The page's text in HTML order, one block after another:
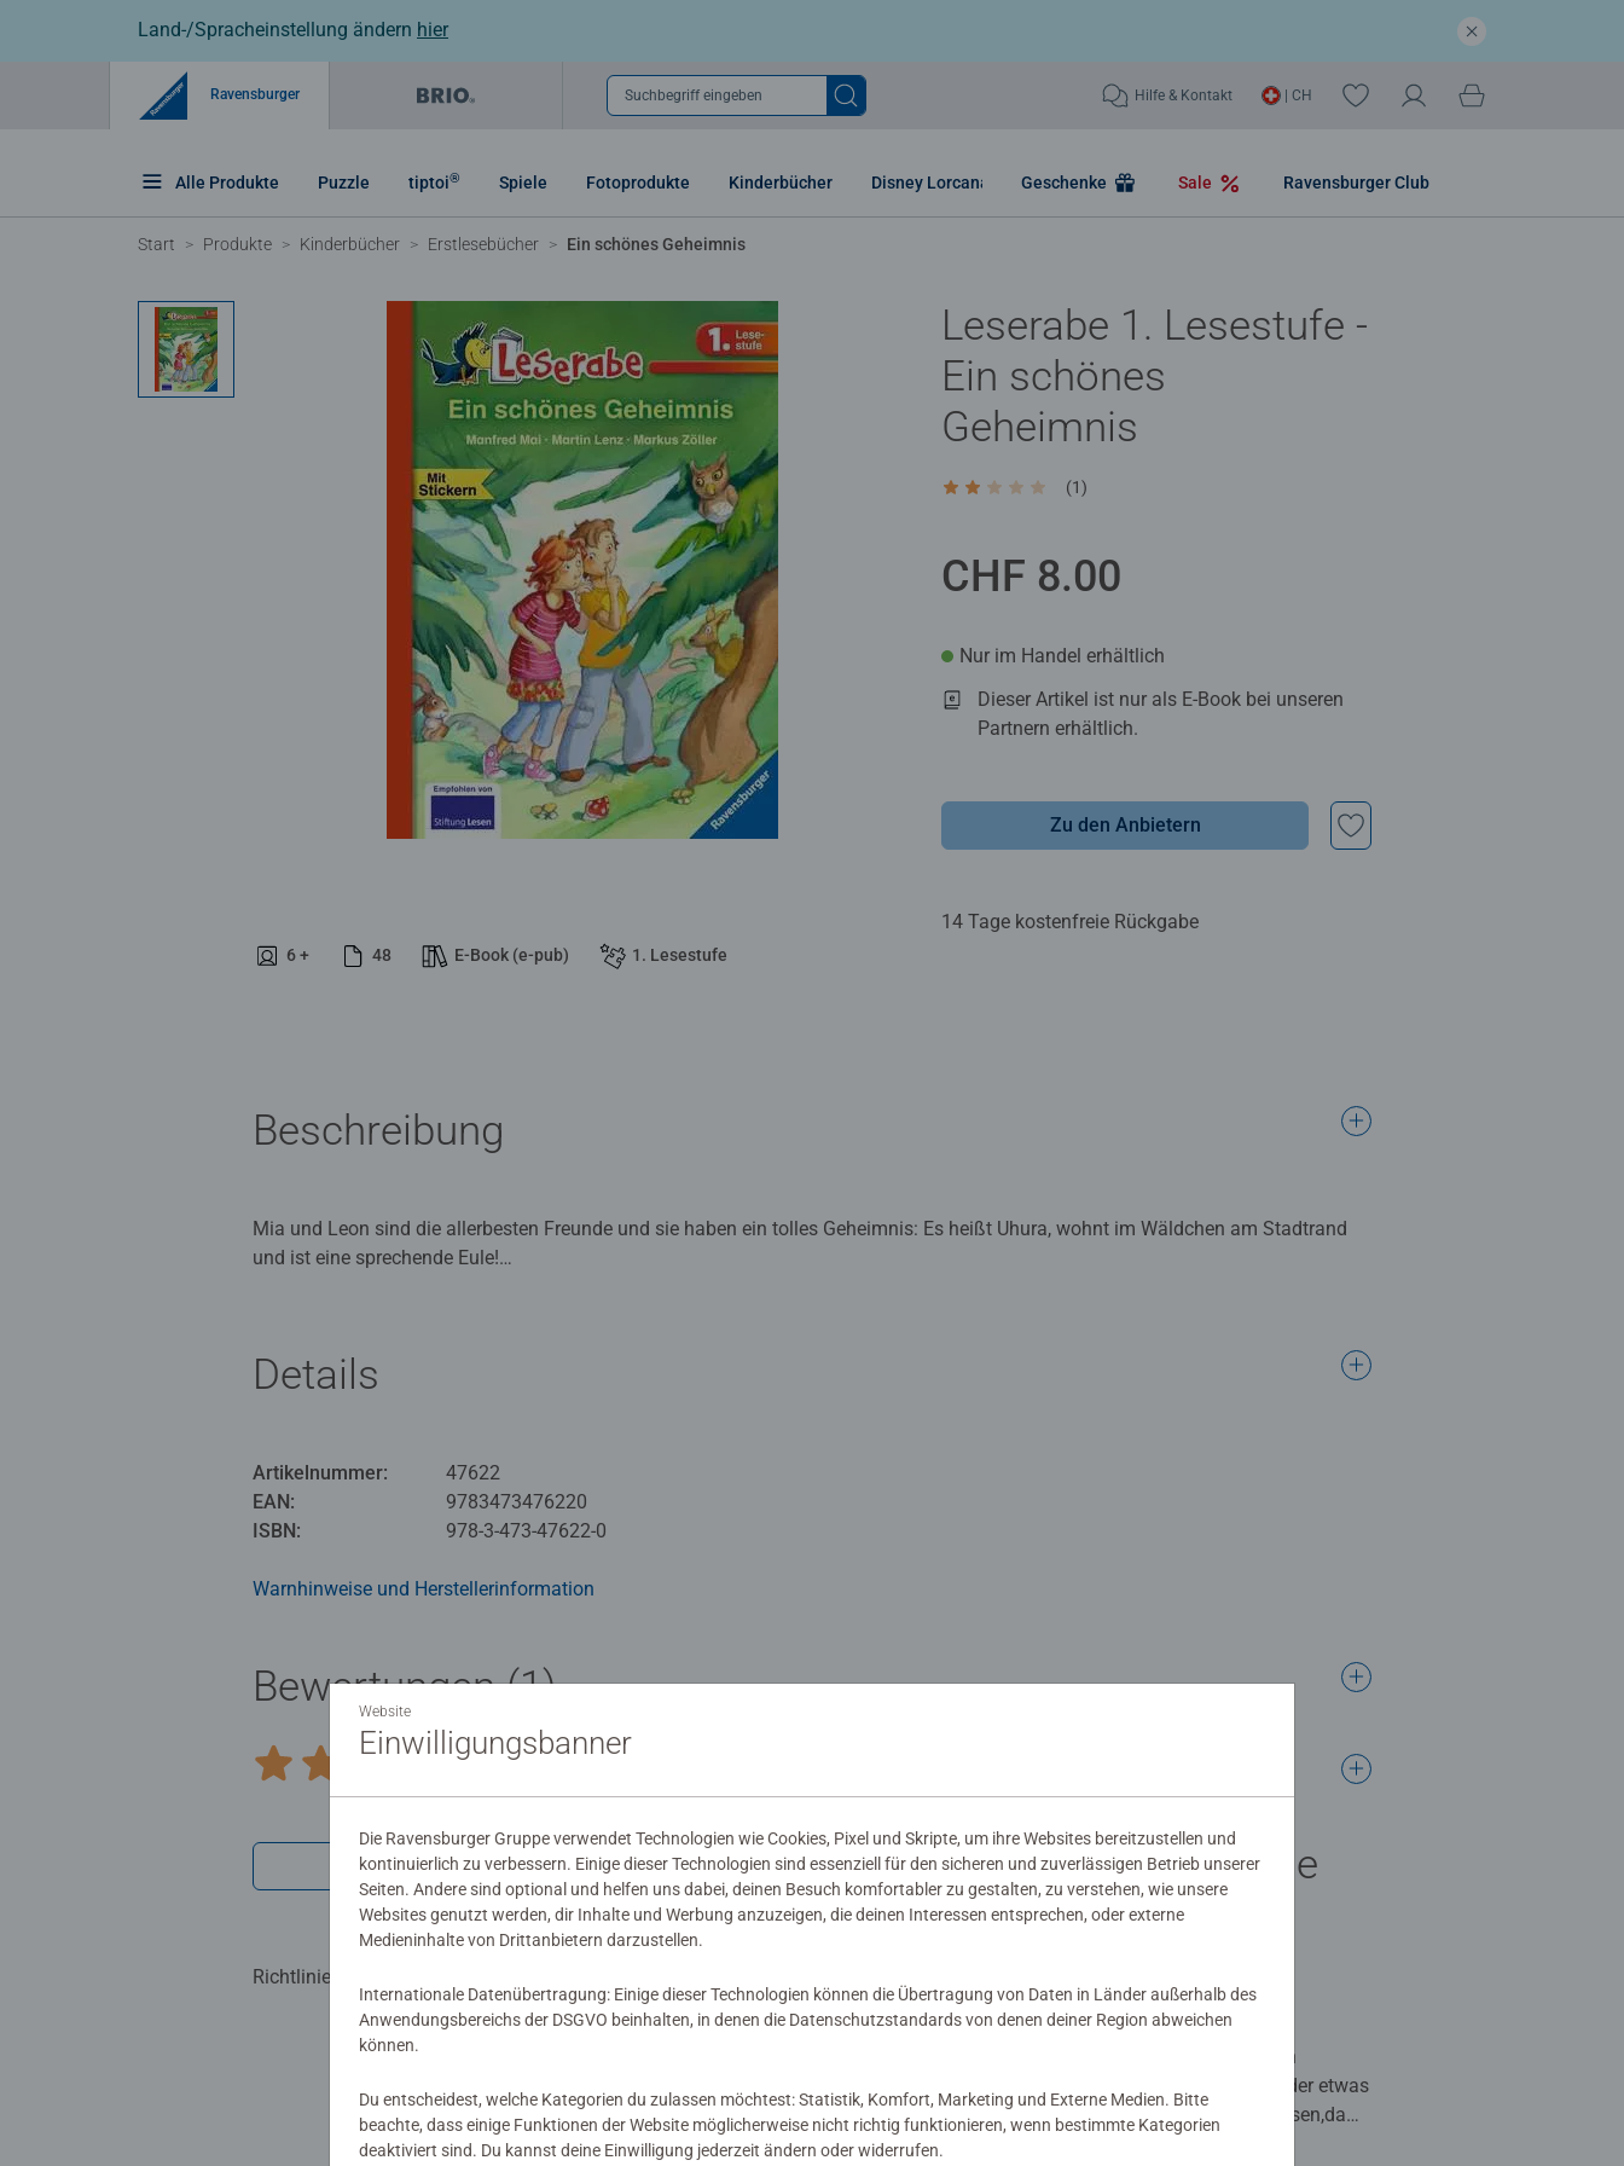
Land-/Spracheinstellung ändern hier
Ravensburger Suchbegriff eingeben Hilfe & Kontakt | CH
Alle Produkte Puzzle tiptoi® Spiele Fotoprodukte Kinderbücher Disney Lorcana Geschenke Sale Ravensburger Club
Start Produkte Kinderbücher Erstlesebücher Ein schönes Geheimnis
6 + 48 E-Book (e-pub) 1. Lesestufe
Leserabe 1. Lesestufe -
Ein schönes
Geheimnis
Durchschnittliche Bewertung 2.0 von 5 Sternen.
(1)
CHF 8.00
Nur im Handel erhältlich
Dieser Artikel ist nur als E-Book bei unseren
Partnern erhältlich.
Zu den Anbietern
14 Tage kostenfreie Rückgabe
Beschreibung
Mia und Leon sind die allerbesten Freunde und sie haben ein tolles Geheimnis: Es heißt Uhura, wohnt im Wäldchen am Stadtrand
und ist eine sprechende Eule!
Belohnungssticker eingeklebt werden. Der Leseerfolg wird damit direkt belohnt! So wird Lesenlernen zum Kinderspiel!
Details
Artikelnummer:
47622
EAN:
9783473476220
ISBN:
978-3-473-47622-0
Warnhinweise und Herstellerinformation
Bewertungen (1)
Durchschnittliche Bewertung 2.0 von 5 Sternen.
2.0/5
Bewertungen
Richtlinien für Bewertungen
Schreibstil TOP,Ende
des Buches FLOP
Bewertung 2 von 5 Sternen.
Eigentlich sind wir ein großer Fan von den
Leserabe Büchern,aber dieses hat uns leider etwas
enttäuscht. Der Geschichte ist leicht zu lesen,da
Website
Einwilligungsbanner
Die Ravensburger Gruppe verwendet Technologien wie Cookies, Pixel und Skripte, um ihre Websites bereitzustellen und
kontinuierlich zu verbessern. Einige dieser Technologien sind essenziell für den sicheren und zuverlässigen Betrieb unserer
Seiten. Andere sind optional und helfen uns dabei, deinen Besuch komfortabler zu gestalten, zu verstehen, wie unsere
Websites genutzt werden, dir Inhalte und Werbung anzuzeigen, die deinen Interessen entsprechen, oder externe
Medieninhalte von Drittanbietern darzustellen.
Internationale Datenübertragung: Einige dieser Technologien können die Übertragung von Daten in Länder außerhalb des
Anwendungsbereichs der DSGVO beinhalten, in denen die Datenschutzstandards von denen deiner Region abweichen
können.
Du entscheidest, welche Kategorien du zulassen möchtest: Statistik, Komfort, Marketing und Externe Medien. Bitte
beachte, dass einige Funktionen der Website möglicherweise nicht richtig funktionieren, wenn bestimmte Kategorien
deaktiviert sind. Du kannst deine Einwilligung jederzeit ändern oder widerrufen.